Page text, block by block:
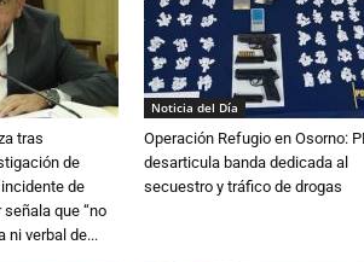
tras
de
de
que “no
ni verbal de...
Noticia del Día
Operación Refugio en Osorno:
desarticula banda dedicada al
secuestro y tráfico de drogas